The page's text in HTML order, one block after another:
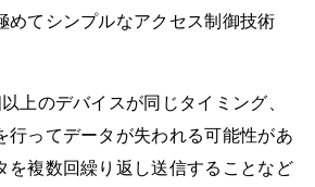
めてシンプルなアクセス制御技術
上のデバイスが同じタイミング、
行ってデータが失われる可能性があ
を複数回繰り返し送信することなど